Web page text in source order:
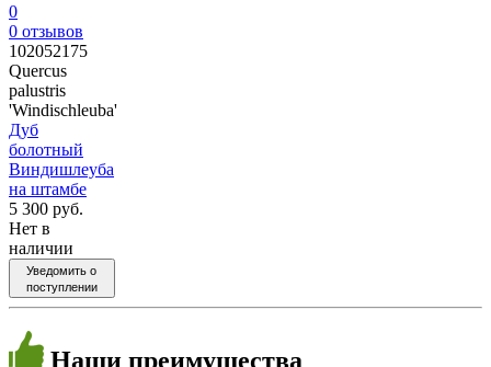
0
0 отзывов
102052175
Quercus
palustris
'Windischleuba'
Дуб
болотный
Виндишлеуба
на штамбе
5 300 руб.
Нет в
наличии
Уведомить о
поступлении
Наши преимущества